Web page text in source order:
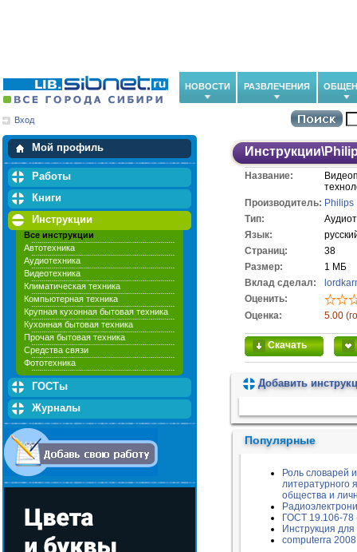
НОВОСТИ РАЗВЛЕЧЕНИЯ
Вход
Мой профиль
Мои закладки
Работы
Книги
Инструкции
Все инструкции
Автотехника
Аудиотехника
Видеотехника
Климатическая техника
Компьютерная техника
Крупная кухонная бытовая техника
Кухонная бытовая техника
Прочая бытовая техника
Средства связи
Фототехника
ГОСТы
Журналы
Инструкции\
Название:
Производитель: Philips
Тип:
Язык:
Cтраниц:
38
Размер:
1 МБ
Вклад сделал:
Оценить:
Оценка:
5.00
Скачать
Добавить
Популярные
Роль словарей
литературного
общества и
ГОСТ 19.106-
Инструкция
computerra